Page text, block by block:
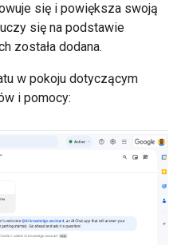
się i powiększa swoją
się na podstawie
została dodana.
w pokoju dotyczącym
i pomocy: